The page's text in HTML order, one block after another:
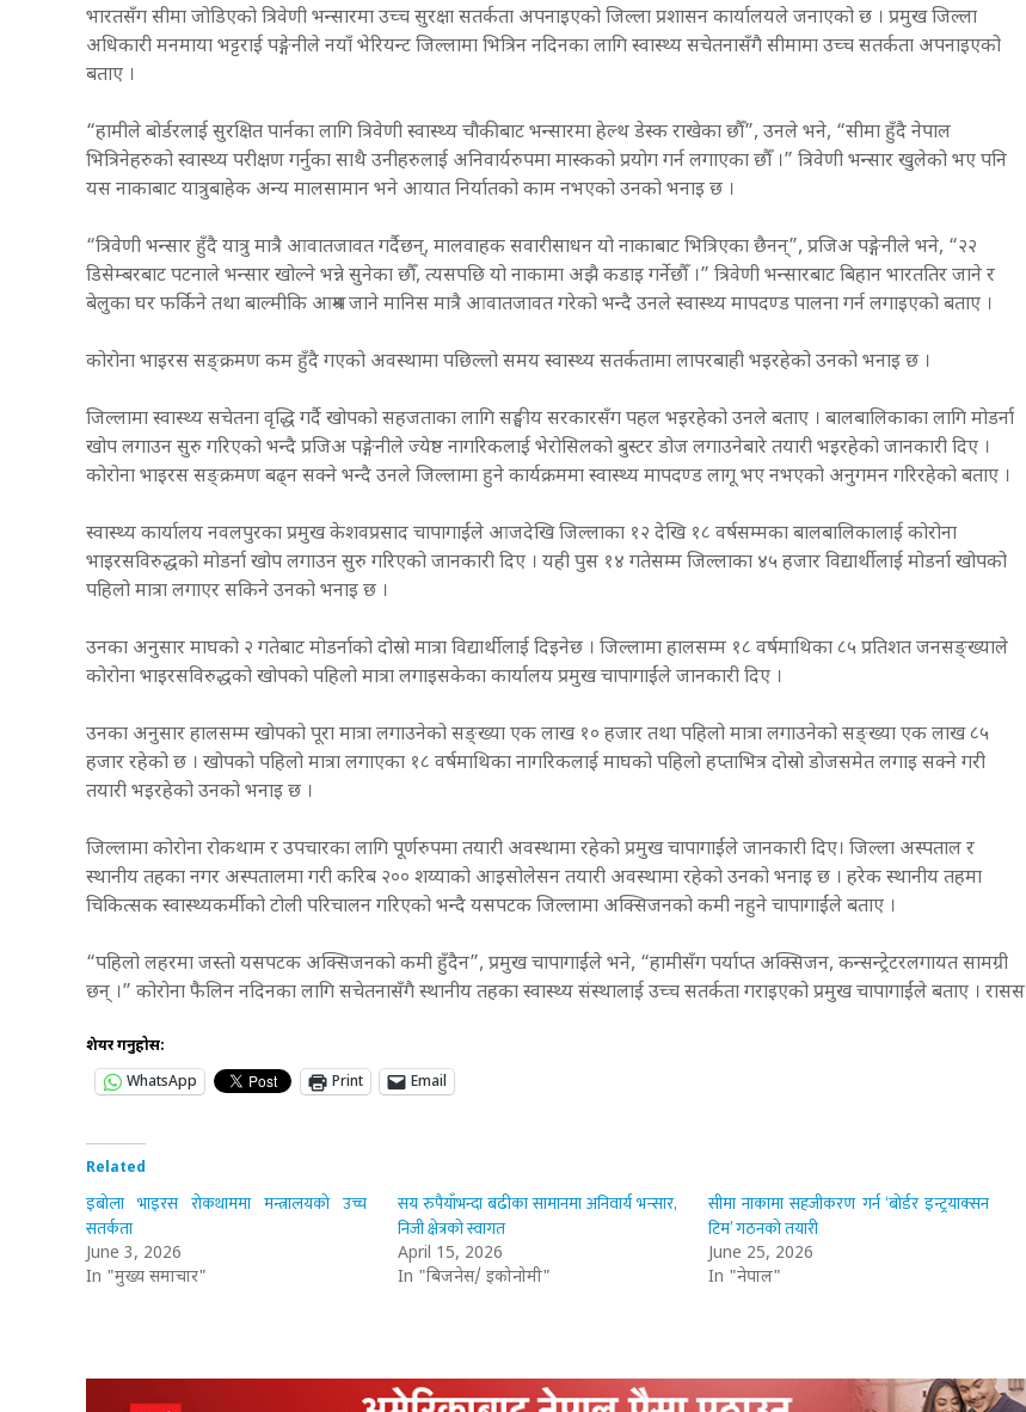
भारतसँग सीमा जोडिएको त्रिवेणी भन्सारमा उच्च सुरक्षा सतर्कता अपनाइएको जिल्ला प्रशासन कार्यालयले जनाएको छ । प्रमुख जिल्ला
अधिकारी मनमाया भट्टराई पङ्गेनीले नयाँ भेरियन्ट जिल्लामा भित्रिन नदिनका लागि स्वास्थ्य सचेतनासँगै सीमामा उच्च सतर्कता अपनाइएको
बताए ।
“हामीले बोर्डरलाई सुरक्षित पार्नका लागि त्रिवेणी स्वास्थ्य चौकीबाट भन्सारमा हेल्थ डेस्क राखेका छौँ”, उनले भने, “सीमा हुँदै नेपाल
भित्रिनेहरुको स्वास्थ्य परीक्षण गर्नुका साथै उनीहरुलाई अनिवार्यरुपमा मास्कको प्रयोग गर्न लगाएका छौँ ।” त्रिवेणी भन्सार खुलेको भए पनि
यस नाकाबाट यात्रुबाहेक अन्य मालसामान भने आयात निर्यातको काम नभएको उनको भनाइ छ ।
“त्रिवेणी भन्सार हुँदै यात्रु मात्रै आवातजावत गर्दैछन्, मालवाहक सवारीसाधन यो नाकाबाट भित्रिएका छैनन्”, प्रजिअ पङ्गेनीले भने, “२२
डिसेम्बरबाट पटनाले भन्सार खोल्ने भन्ने सुनेका छौँ, त्यसपछि यो नाकामा अझै कडाइ गर्नेछौँ ।” त्रिवेणी भन्सारबाट बिहान भारततिर जाने र
बेलुका घर फर्किने तथा बाल्मीकि आश्रम जाने मानिस मात्रै आवातजावत गरेको भन्दै उनले स्वास्थ्य मापदण्ड पालना गर्न लगाइएको बताए ।
कोरोना भाइरस सङ्क्रमण कम हुँदै गएको अवस्थामा पछिल्लो समय स्वास्थ्य सतर्कतामा लापरबाही भइरहेको उनको भनाइ छ ।
जिल्लामा स्वास्थ्य सचेतना वृद्धि गर्दै खोपको सहजताका लागि सङ्घीय सरकारसँग पहल भइरहेको उनले बताए । बालबालिकाका लागि मोडर्ना
खोप लगाउन सुरु गरिएको भन्दै प्रजिअ पङ्गेनीले ज्येष्ठ नागरिकलाई भेरोसिलको बुस्टर डोज लगाउनेबारे तयारी भइरहेको जानकारी दिए ।
कोरोना भाइरस सङ्क्रमण बढ्न सक्ने भन्दै उनले जिल्लामा हुने कार्यक्रममा स्वास्थ्य मापदण्ड लागू भए नभएको अनुगमन गरिरहेको बताए ।
स्वास्थ्य कार्यालय नवलपुरका प्रमुख केशवप्रसाद चापागाईंले आजदेखि जिल्लाका १२ देखि १८ वर्षसम्मका बालबालिकालाई कोरोना
भाइरसविरुद्धको मोडर्ना खोप लगाउन सुरु गरिएको जानकारी दिए । यही पुस १४ गतेसम्म जिल्लाका ४५ हजार विद्यार्थीलाई मोडर्ना खोपको
पहिलो मात्रा लगाएर सकिने उनको भनाइ छ ।
उनका अनुसार माघको २ गतेबाट मोडर्नाको दोस्रो मात्रा विद्यार्थीलाई दिइनेछ । जिल्लामा हालसम्म १८ वर्षमाथिका ८५ प्रतिशत जनसङ्ख्याले
कोरोना भाइरसविरुद्धको खोपको पहिलो मात्रा लगाइसकेका कार्यालय प्रमुख चापागाईंले जानकारी दिए ।
उनका अनुसार हालसम्म खोपको पूरा मात्रा लगाउनेको सङ्ख्या एक लाख १० हजार तथा पहिलो मात्रा लगाउनेको सङ्ख्या एक लाख ८५
हजार रहेको छ । खोपको पहिलो मात्रा लगाएका १८ वर्षमाथिका नागरिकलाई माघको पहिलो हप्ताभित्र दोस्रो डोजसमेत लगाइ सक्ने गरी
तयारी भइरहेको उनको भनाइ छ ।
जिल्लामा कोरोना रोकथाम र उपचारका लागि पूर्णरुपमा तयारी अवस्थामा रहेको प्रमुख चापागाईंले जानकारी दिए। जिल्ला अस्पताल र
स्थानीय तहका नगर अस्पतालमा गरी करिब २०० शय्याको आइसोलेसन तयारी अवस्थामा रहेको उनको भनाइ छ । हरेक स्थानीय तहमा
चिकित्सक स्वास्थ्यकर्मीको टोली परिचालन गरिएको भन्दै यसपटक जिल्लामा अक्सिजनको कमी नहुने चापागाईंले बताए ।
“पहिलो लहरमा जस्तो यसपटक अक्सिजनको कमी हुँदैन”, प्रमुख चापागाईंले भने, “हामीसँग पर्याप्त अक्सिजन, कन्सन्ट्रेटरलगायत सामग्री
छन् ।” कोरोना फैलिन नदिनका लागि सचेतनासँगै स्थानीय तहका स्वास्थ्य संस्थालाई उच्च सतर्कता गराइएको प्रमुख चापागाईंले बताए । रासस
शेयर गर्नुहोस:
WhatsApp
Print Email
Related
इबोला भाइरस रोकथाममा मन्त्रालयको उच्च
सतर्कता
June 3, 2026
In "मुख्य समाचार"
सय रुपैयाँभन्दा बढीका सामानमा अनिवार्य भन्सार,
निजी क्षेत्रको स्वागत
April 15, 2026
In "बिजनेस/ इकोनोमी"
सीमा नाकामा सहजीकरण गर्न ‘बोर्डर इन्ट्रयाक्सन
टिम’ गठनको तयारी
June 25, 2026
In "नेपाल"